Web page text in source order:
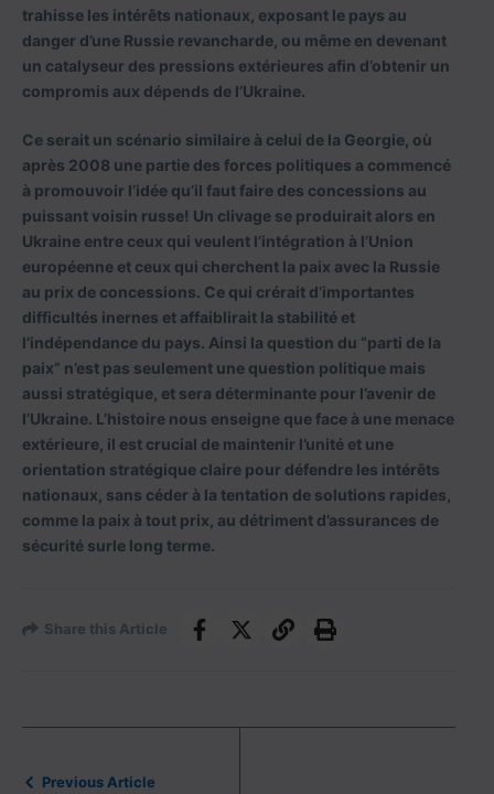
trahisse les intérêts nationaux, exposant le pays au
danger d’une Russie revancharde, ou même en devenant
un catalyseur des pressions extérieures afin d’obtenir un
compromis aux dépends de l’Ukraine.
Ce serait un scénario similaire à celui de la Georgie, où
après 2008 une partie des forces politiques a commencé
à promouvoir l’idée qu’il faut faire des concessions au
puissant voisin russe! Un clivage se produirait alors en
Ukraine entre ceux qui veulent l’intégration à l’Union
européenne et ceux qui cherchent la paix avec la Russie
au prix de concessions. Ce qui crérait d’importantes
difficultés inernes et affaiblirait la stabilité et
l’indépendance du pays. Ainsi la question du “parti de la
paix” n’est pas seulement une question politique mais
aussi stratégique, et sera déterminante pour l’avenir de
l’Ukraine. L’histoire nous enseigne que face à une menace
extérieure, il est crucial de maintenir l’unité et une
orientation stratégique claire pour défendre les intérêts
nationaux, sans céder à la tentation de solutions rapides,
comme la paix à tout prix, au détriment d’assurances de
sécurité surle long terme.
Share this Article
Previous Article